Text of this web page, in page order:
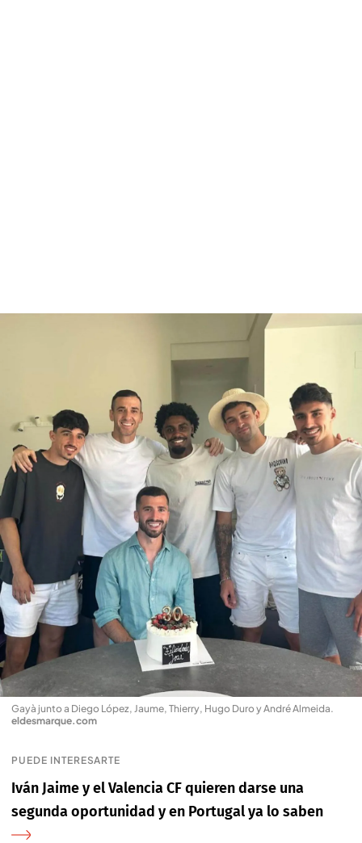
Gayà junto a Diego López, Jaume, Thierry, Hugo Duro y André Almeida.
eldesmarque.com
PUEDE INTERESARTE
Iván Jaime y el Valencia CF quieren darse una
segunda oportunidad y en Portugal ya lo saben